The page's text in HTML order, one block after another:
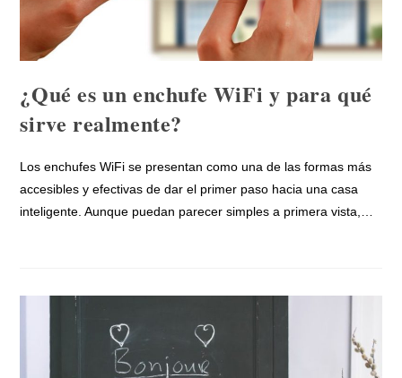
¿Qué es un enchufe WiFi y para qué
sirve realmente?
Los enchufes WiFi se presentan como una de las formas más
accesibles y efectivas de dar el primer paso hacia una casa
inteligente. Aunque puedan parecer simples a primera vista,…